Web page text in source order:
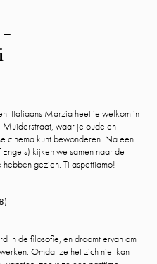
Italiaans Marzia heet je welkom in
waar je oude en
cinema kunt bewonderen. Na een
kijken we samen naar de
gezien. Ti aspettiamo!
in de filosofie, en droomt ervan om
Omdat ze het zich niet kan